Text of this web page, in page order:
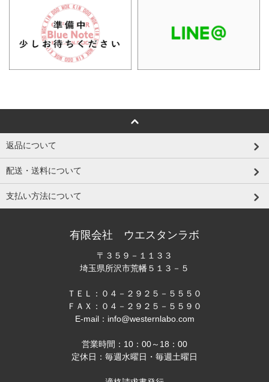
返品について
配送・送料について
支払い方法について
有限会社 ウエスタンラボ
〒３５９－１１３３
埼玉県所沢市荒幡５１３－５
ＴＥＬ：０４－２９２５－５５５０
ＦＡＸ：０４－２９２５－５５９０
E-mail：info@westernlabo.com
営業時間：10：00～18：00
定休日：毎週水曜日・毎週土曜日